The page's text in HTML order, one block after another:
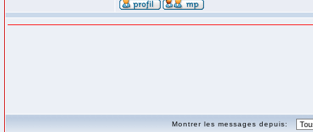
Montrer les messages depuis: